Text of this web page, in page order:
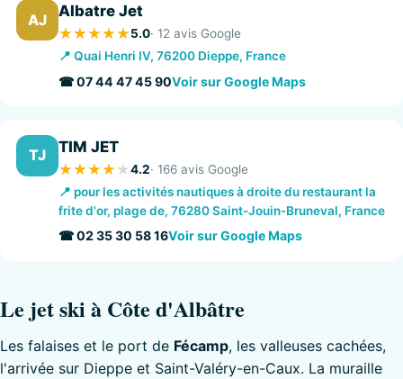
AJ Albatre Jet
5.0· 12 avis Google
📍 Quai Henri IV, 76200 Dieppe, France
☎ 07 44 47 45 90Voir sur Google Maps
TJ TIM JET
4.2· 166 avis Google
📍 pour les activités nautiques à droite du restaurant la
frite d'or, plage de, 76280 Saint-Jouin-Bruneval, France
☎ 02 35 30 58 16Voir sur Google Maps
Le jet ski à Côte d'Albâtre
Les falaises et le port de Fécamp, les valleuses cachées,
l'arrivée sur Dieppe et Saint-Valéry-en-Caux. La muraille